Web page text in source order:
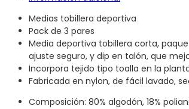
Medias tobillera deportiva
Pack de 3 pares
Media deportiva tobillera corta,
ajuste seguro, y dip en talón, que
Incorpora tejido tipo toalla en la
Fabricada en nylon, de fácil lavado,
Composición: 80% algodón, 18%